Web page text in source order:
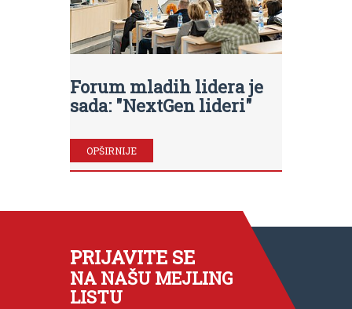
Forum mladih lidera je
sada: "NextGen lideri"
OPŠIRNIJE
PRIJAVITE SE
NA NAŠU MEJLING
LISTU